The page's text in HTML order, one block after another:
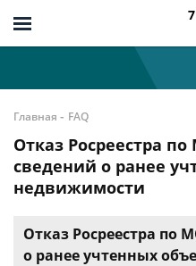
Главная - FAQ
Отказ Росреестра
сведений о ранее
недвижимости
Отказ Росреестра по
о ранее учтенных